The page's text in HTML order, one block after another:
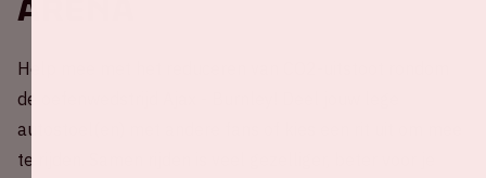
ArenA
Help mee met het reduceren van CO2-uitstoot rondom
de oefenwedstrijd Ajax - Burnley! Deel jouw lege
autostoel(en) met andere fans of kies een rit uit om mee
te rijden. Samen rijden is veel gezelliger, beter voor je